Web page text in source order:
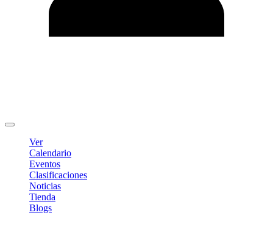
Ver
Calendario
Eventos
Clasificaciones
Noticias
Tienda
Blogs